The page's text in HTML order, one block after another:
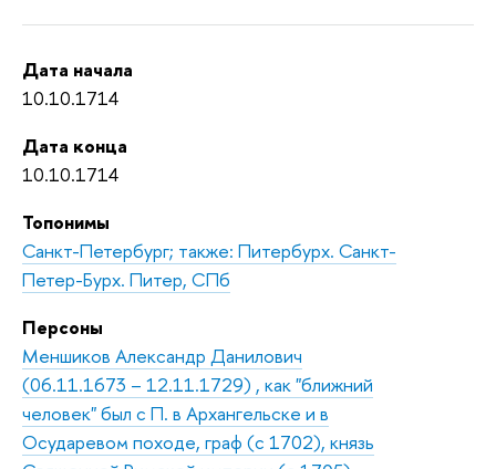
Дата начала
10.10.1714
Дата конца
10.10.1714
Топонимы
Санкт-Петербург; также: Питербурх. Санкт-
Петер-Бурх. Питер, СПб
Персоны
Меншиков Александр Данилович
(06.11.1673 – 12.11.1729) , как "ближний
человек" был с П. в Архангельске и в
Осударевом походе, граф (с 1702), князь